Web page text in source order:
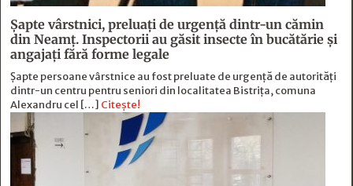
Șapte vârstnici, preluați de urgență dintr-un cămin
din Neamț. Inspectorii au găsit insecte în bucătărie și
angajați fără forme legale
Șapte persoane vârstnice au fost preluate de urgență de autorități
dintr-un centru pentru seniori din localitatea Bistrița, comuna
Alexandru cel […] Citește!